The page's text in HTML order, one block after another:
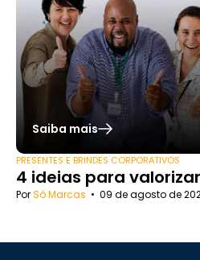
Saiba mais
PRESENTES E BRINDES CORPORATIVOS
4 ideias para
PorSó Marcas • 09 de agosto de